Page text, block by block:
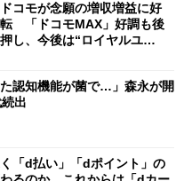
ドコモが念願の増収増益に好
転 「ドコモMAX」好調も後
押し、今後は“ロイヤルユー
た認知機能が菌で…」森永が開
出
「d払い」「dポイント」の